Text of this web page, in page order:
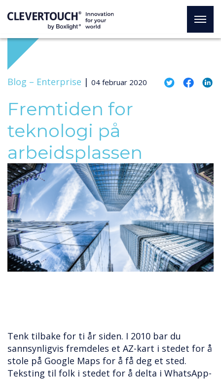
Blog – Enterprise | 04 februar 2020
Fremtiden for
teknologi på
arbeidsplassen
Tenk tilbake for ti år siden. I 2010 bar du
sannsynligvis fremdeles et AZ-kart i stedet for å
stole på Google Maps for å få deg et sted.
Teksting til folk i stedet for å delta i WhatsApp-